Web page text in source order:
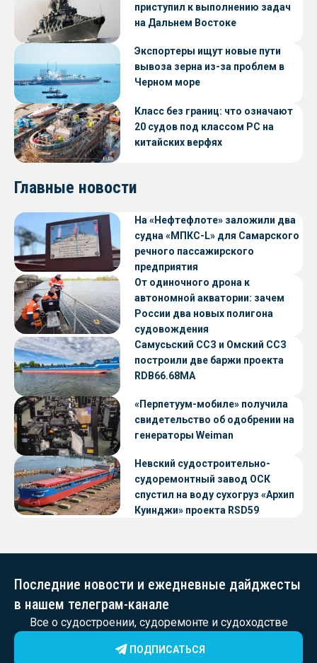
приступил к выполнению задач
на Дальнем Востоке
Экспортеры ищут новые пути
вывоза зерна из-за проблем в
Черном море
Класс без границ: что означают
20 судов под классом РС на
китайских верфях
Главные новости
На «Нефтефлоте» заложили два
судна «МПКС-L» для Самарского
речного пассажирского
предприятия
От одиночного дрона к
автономной акватории: зачем
России два новых полигона
судовождения
Самусьский ССЗ и Омский ССЗ
построили две баржи проекта
RDB66.68МА
«Перпетуум-мобиле» получила
свидетельство об одобрении на
генераторы Weiman
Невский судостроительно-
судоремонтный завод ОСК
спустил на воду сухогруз «Архип
Куинджи» проекта RSD59
Последние новости и ежедневные дайджесты
в нашем телеграм-канале
Все о судостроении, судоремонте и судоходстве
ПОДПИСАТЬСЯ